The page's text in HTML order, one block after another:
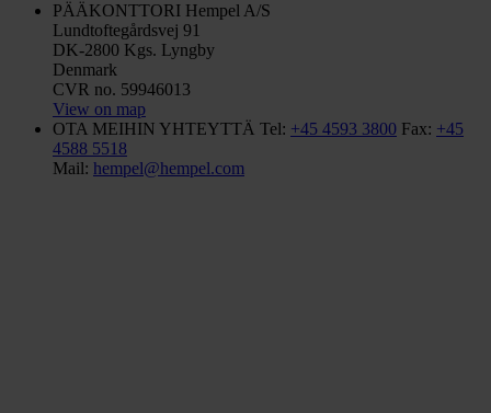
PÄÄKONTTORI Hempel A/S
Lundtoftegårdsvej 91
DK-2800 Kgs. Lyngby
Denmark
CVR no. 59946013
View on map
OTA MEIHIN YHTEYTTÄ Tel: +45 4593 3800 Fax: +45
4588 5518
Mail: hempel@hempel.com